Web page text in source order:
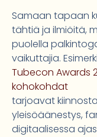
Samaan tapaan
tähtiä ja ilmiöitä,
puolella
vaikuttajia.
Tubecon Awards
kohokohdat
tarjoavat
yleisöäänestys,
digitaalisessa